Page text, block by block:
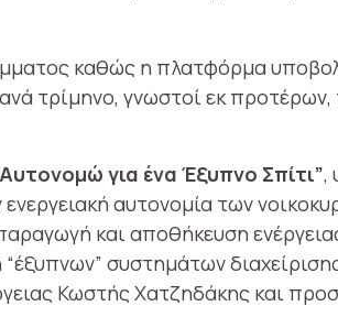
καθώς η πλατφόρμα
τρίμηνο, γνωστοί εκ
για ένα Έξυπνο Σπίτι”,
αυτονομία των
και αποθήκευση
συστημάτων διαχείρισης
Κωστής Χατζηδάκης και